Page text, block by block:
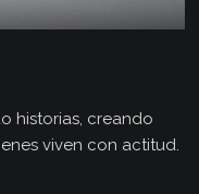
historias, creando
viven con actitud.